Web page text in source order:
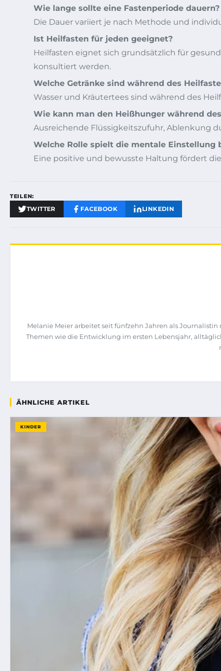
Wie lange sollte eine Fastenperiode dauern?
Die Dauer variiert je nach Methode und
Ist Heilfasten für jeden geeignet?
Heilfasten eignet sich grundsätzlich für
konsultiert werden.
Welche Getränke sind während des
Wasser und Kräutertees sind während des
Wie kann man den Heißhunger während
Ausreichende Flüssigkeitszufuhr, Ablenkung
Welche Rolle spielt die mentale Einstellung
Eine positive und bewusste Haltung fördert
TEILEN:
TWITTER FACEBOOK LINKEDIN
Melanie Meier arbeitet seit fünfzehn Jahren als
Themen wie die Entwicklung im ersten Lebensjahr,
ÄHNLICHE ARTIKEL
KINDER